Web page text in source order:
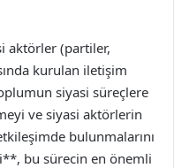
aktörler (partiler,
kurulan iletişim
siyasi süreçlere
ve siyasi aktörlerin
bulunmalarını
bu sürecin en önemli